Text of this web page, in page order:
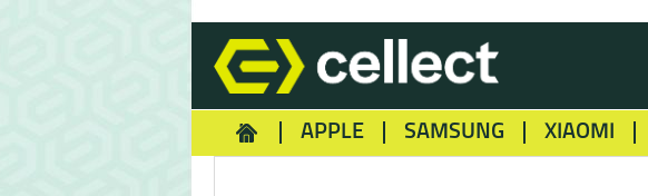
APPLE SAMSUNG XIAOMI